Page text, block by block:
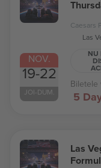
NOV.
19-22
JOI-DUM.
Caesars
Las
NU
Biletele
5
Las